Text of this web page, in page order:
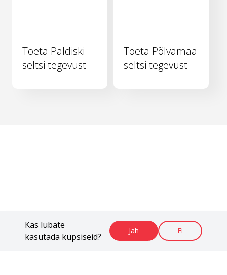
Kas lubate
kasutada küpsiseid?
Jah Ei
Toeta Paldiski
seltsi tegevust
Toeta Põlvamaa
seltsi tegevust